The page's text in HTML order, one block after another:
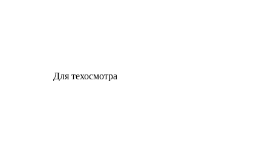
Для техосмотра